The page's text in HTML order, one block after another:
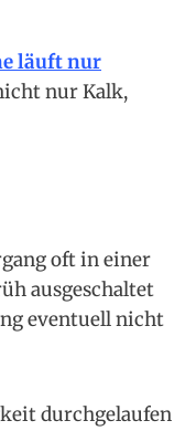
läuft nur
nur Kalk,
oft in einer
ausgeschaltet
eventuell nicht
durchgelaufen